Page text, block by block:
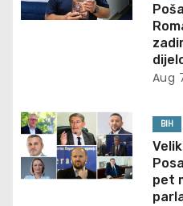
i
Aug
BIH
pet